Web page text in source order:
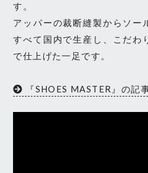
す。
アッパーの裁断縫製からソー
すべて国内で生産し、こだわ
で仕上げた一足です。
『SHOES MASTER』の記